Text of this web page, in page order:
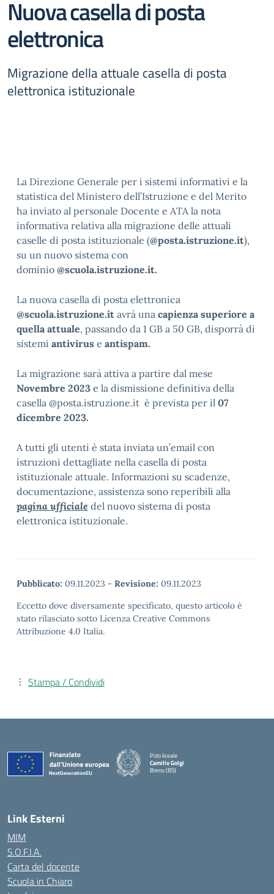
Nuova casella di posta
elettronica
Migrazione della attuale casella di posta
elettronica istituzionale
La Direzione Generale per i sistemi informativi e la
statistica del Ministero dell’Istruzione e del Merito
ha inviato al personale Docente e ATA la nota
informativa relativa alla migrazione delle attuali
caselle di posta istituzionale (@posta.istruzione.it),
su un nuovo sistema con
dominio @scuola.istruzione.it.
La nuova casella di posta elettronica
@scuola.istruzione.it avrà una capienza superiore a
quella attuale, passando da 1 GB a 50 GB, disporrà di
sistemi antivirus e antispam.
La migrazione sarà attiva a partire dal mese
Novembre 2023 e la dismissione definitiva della
casella @posta.istruzione.it è prevista per il 07
dicembre 2023.
A tutti gli utenti è stata inviata un’email con
istruzioni dettagliate nella casella di posta
istituzionale attuale. Informazioni su scadenze,
documentazione, assistenza sono reperibili alla
pagina ufficiale del nuovo sistema di posta
elettronica istituzionale.
Pubblicato: 09.11.2023 - Revisione: 09.11.2023
Eccetto dove diversamente specificato, questo articolo è
stato rilasciato sotto Licenza Creative Commons
Attribuzione 4.0 Italia.
Stampa / Condividi
Polo liceale
Camillo Golgi
Breno (BS)
Link Esterni
MIM
S.O.F.I.A.
Carta del docente
Scuola in Chiaro